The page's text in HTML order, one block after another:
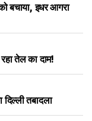
बचाया, इधर आगरा
तेल का दाम!
तबादला